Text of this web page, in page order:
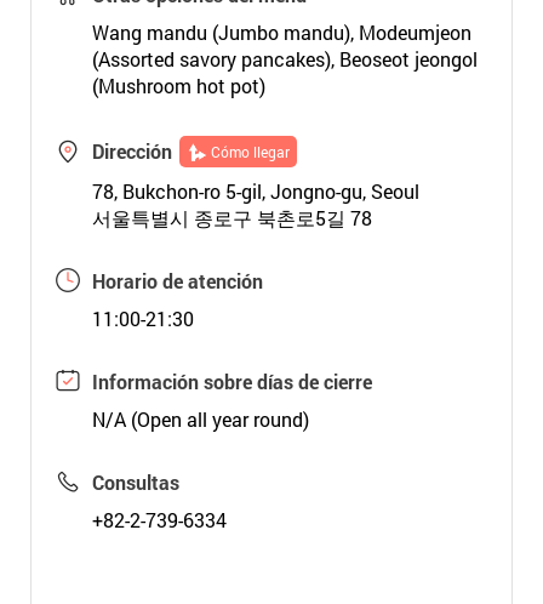
Wang mandu (Jumbo mandu), Modeumjeon
(Assorted savory pancakes), Beoseot jeongol
(Mushroom hot pot)
Dirección Cómo llegar
78, Bukchon-ro 5-gil, Jongno-gu, Seoul
서울특별시 종로구 북촌로5길 78
Horario de atención
11:00-21:30
Información sobre días de cierre
N/A (Open all year round)
Consultas
+82-2-739-6334